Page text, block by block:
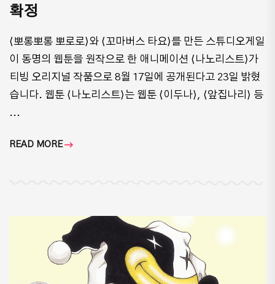
확정
⟨뽀롱뽀롱 뽀로로⟩와 ⟨꼬마버스 타요⟩를 만든 스튜디오게일
이 동명의 웹툰을 원작으로 한 애니메이션 ⟨나노리스트⟩가
티빙 오리지널 작품으로 8월 17일에 공개된다고 23일 밝혔
습니다. 웹툰 ⟨나노리스트⟩는 웹툰 ⟨이두나⟩, ⟨앞집나리⟩ 등
...
READ MORE